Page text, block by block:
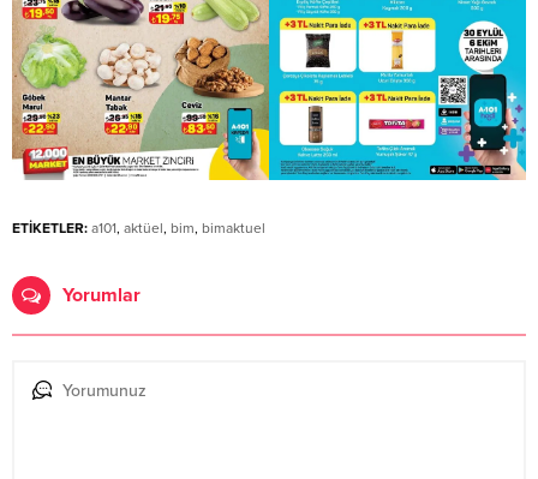
ETİKETLER: a101, aktüel, bim, bimaktuel
Yorumlar